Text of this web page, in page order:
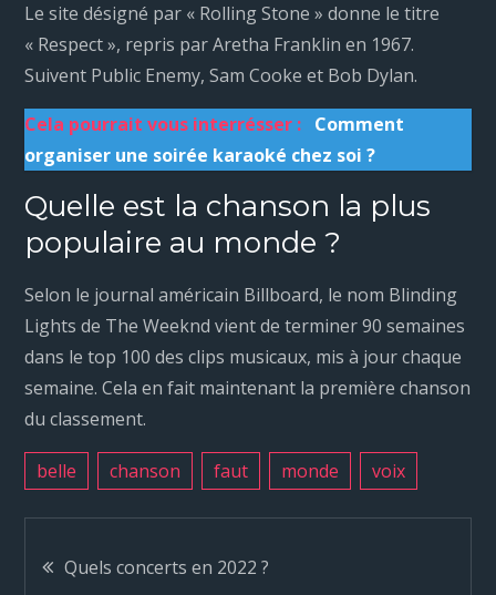
Le site désigné par « Rolling Stone » donne le titre
« Respect », repris par Aretha Franklin en 1967.
Suivent Public Enemy, Sam Cooke et Bob Dylan.
Cela pourrait vous interrésser : Comment
organiser une soirée karaoké chez soi ?
Quelle est la chanson la plus
populaire au monde ?
Selon le journal américain Billboard, le nom Blinding
Lights de The Weeknd vient de terminer 90 semaines
dans le top 100 des clips musicaux, mis à jour chaque
semaine. Cela en fait maintenant la première chanson
du classement.
belle chanson faut monde voix
NQuels concerts en 2022 ?